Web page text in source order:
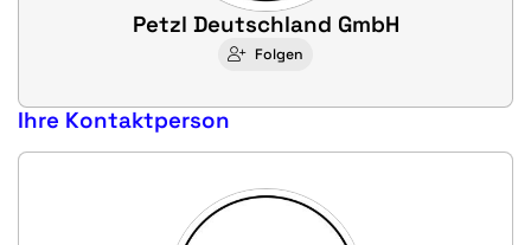
Petzl Deutschland GmbH
Folgen
Ihre Kontaktperson